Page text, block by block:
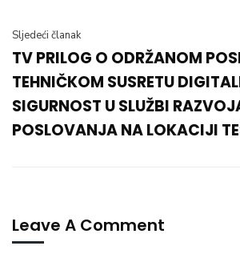
Sljedeći članak
TV PRILOG O ODRŽANOM
TEHNIČKOM SUSRETU
SIGURNOST U SLUŽBI
POSLOVANJA NA LOKACIJI
Leave A Comment